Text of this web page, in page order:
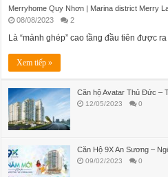
Merryhome Quy Nhơn | Marina district Merry
08/08/2023
2
Là “mảnh ghép” cao tầng đầu tiên được ra
Xem tiếp »
Căn hộ Avatar Thủ Đức –
12/05/2023 0
Căn Hộ 9X An Sương –
09/02/2023 0